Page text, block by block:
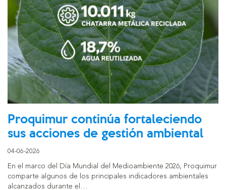
Proquimur continúa fortaleciendo
sus acciones de gestión ambiental
04-06-2026
En el marco del Día Mundial del Medioambiente 2026, Proquimur
comparte algunos de los principales indicadores ambientales
alcanzados durante el…